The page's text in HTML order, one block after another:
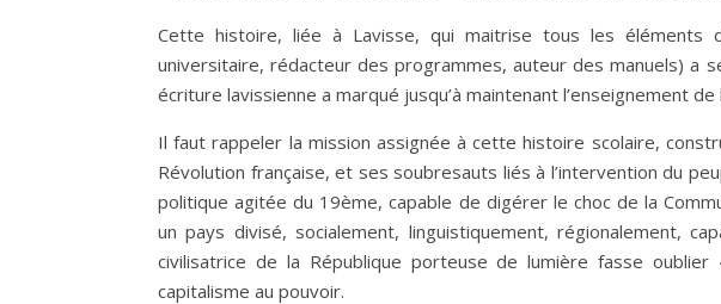
Cette histoire, liée à Lavisse, qui maitrise tous les éléments
universitaire, rédacteur des programmes, auteur des manuels) a
écriture lavissienne a marqué jusqu’à maintenant l’enseignement de
Il faut rappeler la mission assignée à cette histoire scolaire,
Révolution française, et ses soubresauts liés à l’intervention du
politique agitée du 19ème, capable de digérer le choc de la
un pays divisé, socialement, linguistiquement, régionalement,
civilisatrice de la République porteuse de lumière fasse
capitalisme au pouvoir.